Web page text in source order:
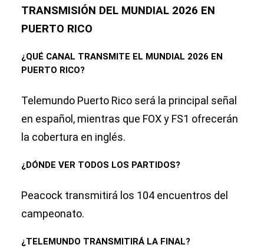
TRANSMISIÓN DEL MUNDIAL 2026 EN
PUERTO RICO
¿QUÉ CANAL TRANSMITE EL MUNDIAL 2026 EN
PUERTO RICO?
Telemundo Puerto Rico será la principal señal
en español, mientras que FOX y FS1 ofrecerán
la cobertura en inglés.
¿DÓNDE VER TODOS LOS PARTIDOS?
Peacock transmitirá los 104 encuentros del
campeonato.
¿TELEMUNDO TRANSMITIRÁ LA FINAL?